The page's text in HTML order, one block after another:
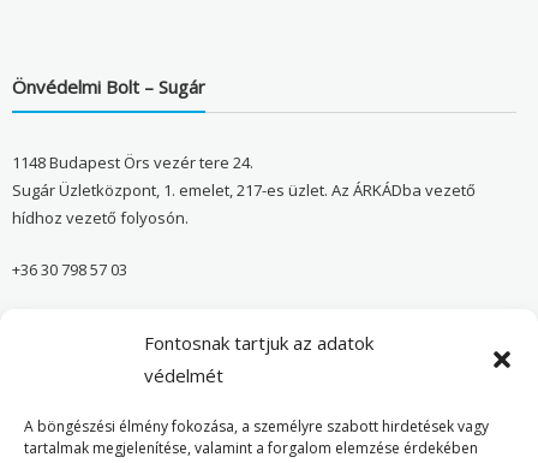
Fontosnak tartjuk az adatok
védelmét
A böngészési élmény fokozása, a személyre szabott hirdetések vagy
tartalmak megjelenítése, valamint a forgalom elemzése érdekében
Önvédelmi Bolt – Sugár
1148 Budapest Örs vezér tere 24.
Sugár Üzletközpont, 1. emelet, 217-es üzlet. Az ÁRKÁDba vezető
hídhoz vezető folyosón.
+36 30 798 57 03